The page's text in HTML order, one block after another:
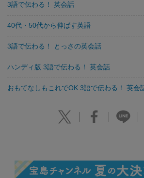
3語で伝わる！ 英会話
40代・50代から伸ばす英語
3語で伝わる！ とっさの英会話
ハンディ版 3語で伝わる！ 英会話
おもてなしもこれでOK 3語で伝わる！ 英会